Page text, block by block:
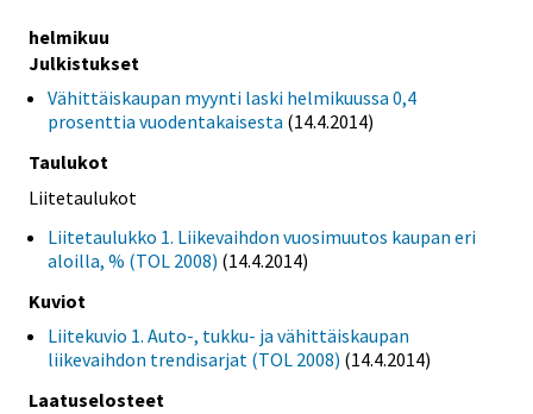
helmikuu
Julkistukset
Vähittäiskaupan myynti laski helmikuussa 0,4
prosenttia vuodentakaisesta (14.4.2014)
Taulukot
Liitetaulukot
Liitetaulukko 1. Liikevaihdon vuosimuutos kaupan eri
aloilla, % (TOL 2008) (14.4.2014)
Kuviot
Liitekuvio 1. Auto-, tukku- ja vähittäiskaupan
liikevaihdon trendisarjat (TOL 2008) (14.4.2014)
Laatuselosteet